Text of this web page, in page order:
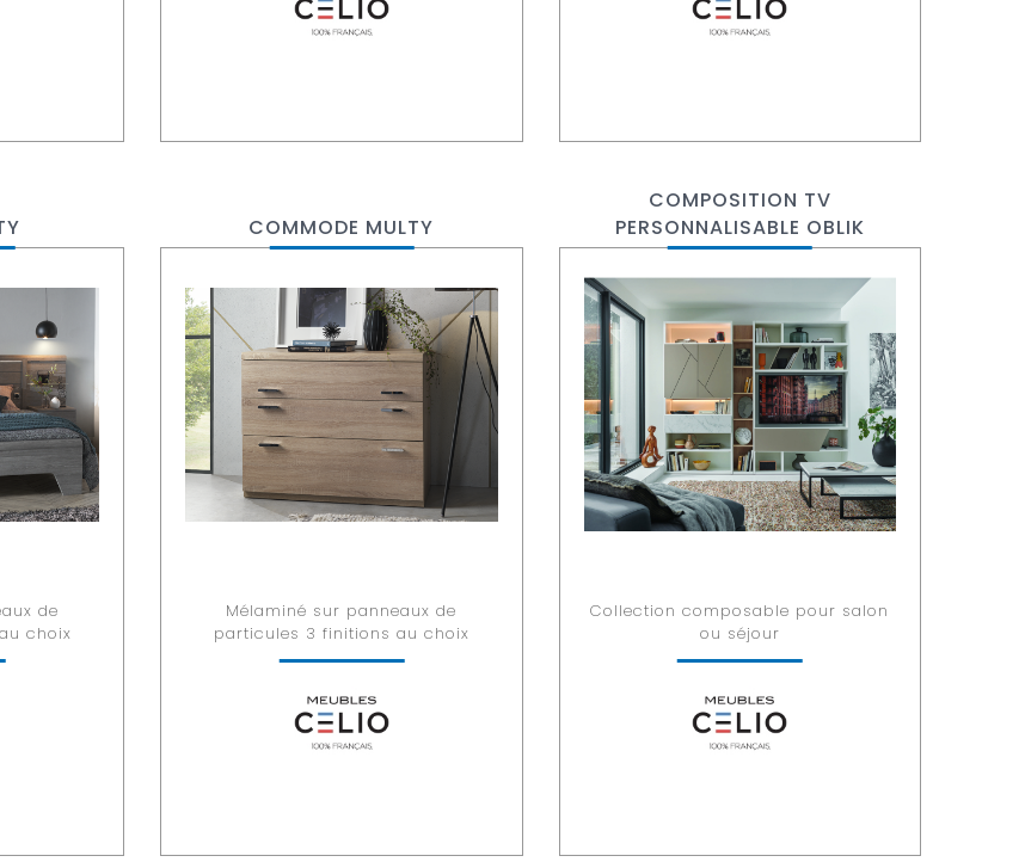
de
choix
COMMODE MULTY
Mélaminé sur panneaux de
particules 3 finitions au choix
COMPOSITION TV
PERSONNALISABLE OBLIK
Collection composable pour salon
ou séjour